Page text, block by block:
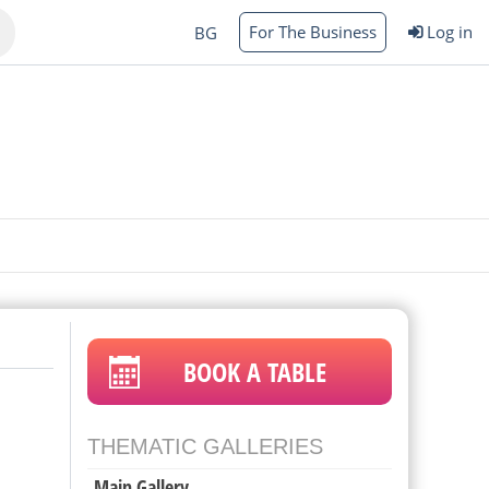
BG For The Business Log in
BOOK A TABLE
THEMATIC GALLERIES